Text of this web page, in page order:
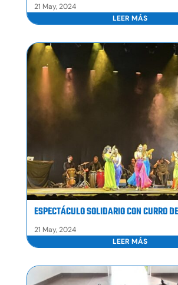
21 May, 2024
LEER MÁS
ESPECTÁCULO SOLIDARIO CON CURRO
21 May, 2024
LEER MÁS